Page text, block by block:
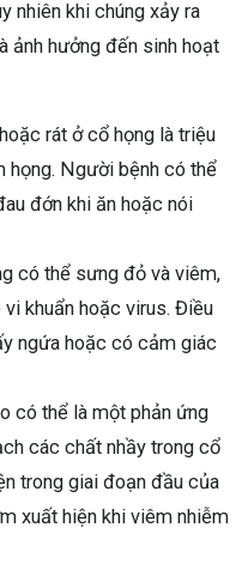
nhiên khi chúng xảy ra
ảnh hưởng đến sinh hoạt
rát ở cổ họng là triệu
họng. Người bệnh có thể
đớn khi ăn hoặc nói
có thể sưng đỏ và viêm,
khuẩn hoặc virus. Điều
ngứa hoặc có cảm giác
có thể là một phản ứng
các chất nhầy trong cổ
trong giai đoạn đầu của
xuất hiện khi viêm nhiễm